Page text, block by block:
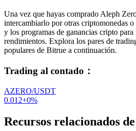
Una vez que hayas comprado Aleph
intercambiarlo por otras criptomonedas
y los programas de ganancias cripto
rendimientos. Explora los pares de
populares de Bitrue a continuación.
Trading al contado ：
AZERO/USDT
0.012+0%
Recursos relacionados